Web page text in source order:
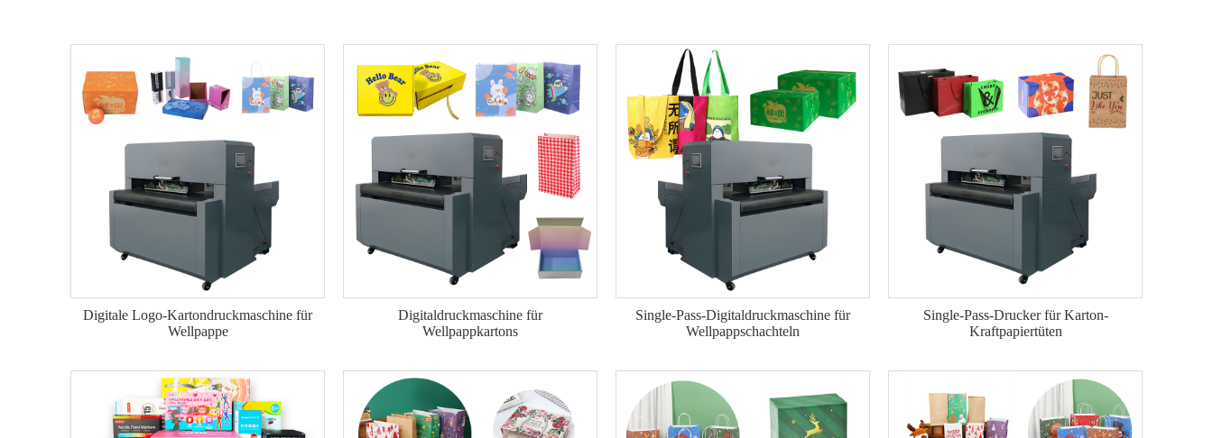
Digitale Logo-Kartondruckmaschine für
Wellpappe
Digitaldruckmaschine für
Wellpappkartons
Single-Pass-Digitaldruckmaschine für
Wellpappschachteln
Single-Pass-Drucker für Karton-
Kraftpapiertüten